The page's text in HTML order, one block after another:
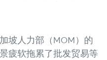
坡人力部（MOM）的
疲软拖累了批发贸易等